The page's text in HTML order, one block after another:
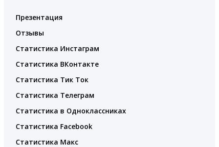
Презентация
Отзывы
Статистика Инстаграм
Статистика ВКонтакте
Статистика Тик Ток
Статистика Телеграм
Статистика в Одноклассниках
Статистика Facebook
Статистика Макс